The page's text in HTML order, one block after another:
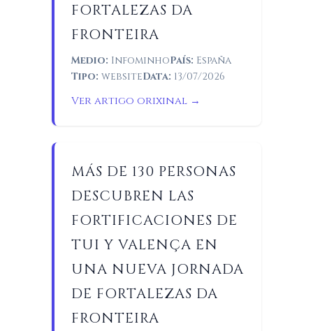
FORTALEZAS DA
FRONTEIRA
Medio: InfominhoPaís: España
Tipo: websiteData: 13/07/2026
Ver artigo orixinal →
MÁS DE 130 PERSONAS
DESCUBREN LAS
FORTIFICACIONES DE
TUI Y VALENÇA EN
UNA NUEVA JORNADA
DE FORTALEZAS DA
FRONTEIRA